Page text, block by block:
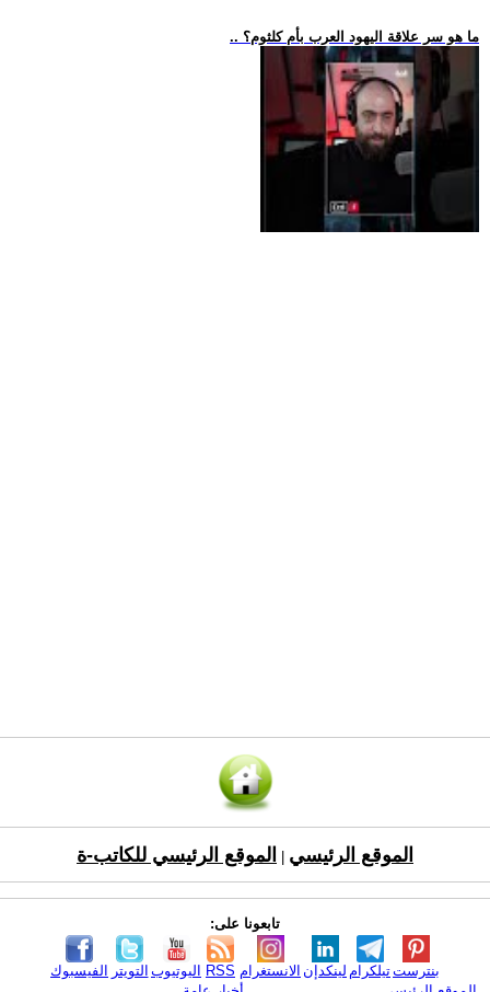
.. ما هو سر علاقة اليهود العرب بأم كلثوم؟
الموقع الرئيسي الموقع الرئيسي للكاتب-ة
تابعونا على:
الفيسبوك التويتر اليوتيوب RSS الانستغرام لينكدإن تيلكرامبنترست